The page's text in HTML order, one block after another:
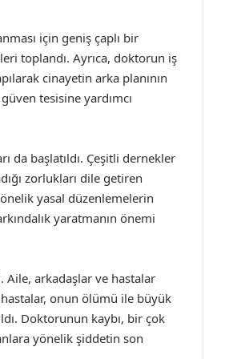
için geniş çaplı bir
toplandı. Ayrıca, doktorun iş
cinayetin arka planının
tesisine yardımcı
da başlatıldı. Çeşitli dernekler
zorlukları dile getiren
yasal düzenlemelerin
yaratmanın önemi
Aile, arkadaşlar ve hastalar
onun ölümü ile büyük
Doktorunun kaybı, bir çok
yönelik şiddetin son